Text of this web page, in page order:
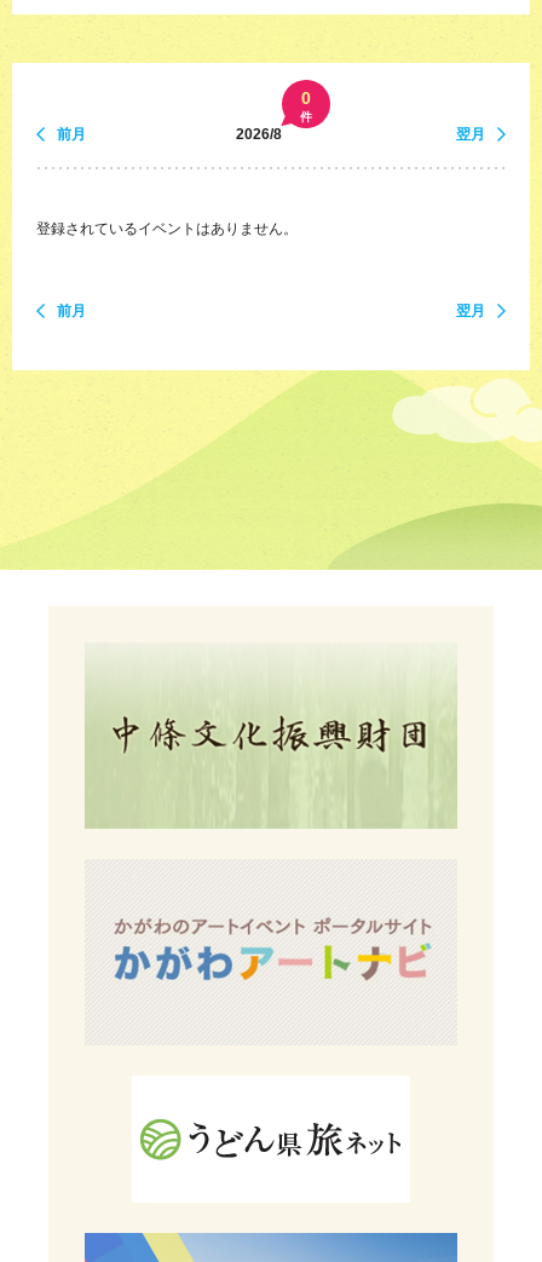
前月 2026/8
0
件
翌月
登録されているイベントはありません。
前月 翌月